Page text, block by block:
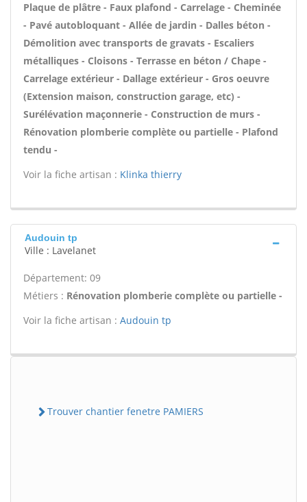
Plaque de plâtre - Faux plafond - Carrelage - Cheminée
- Pavé autobloquant - Allée de jardin - Dalles béton -
Démolition avec transports de gravats - Escaliers
métalliques - Cloisons - Terrasse en béton / Chape -
Carrelage extérieur - Dallage extérieur - Gros oeuvre
(Extension maison, construction garage, etc) -
Surélévation maçonnerie - Construction de murs -
Rénovation plomberie complète ou partielle - Plafond
tendu -
Voir la fiche artisan : Klinka thierry
Audouin tp
Ville : Lavelanet
Département: 09
Métiers : Rénovation plomberie complète ou partielle -
Voir la fiche artisan : Audouin tp
Trouver chantier fenetre PAMIERS